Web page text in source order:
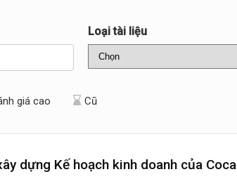
Loại tài liệu
giá cao Cũ
dựng Kế hoạch kinh doanh của Coca